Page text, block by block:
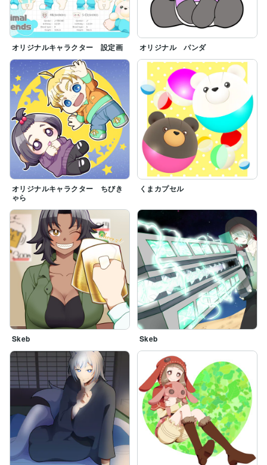
オリジナルキャラクター 設定画 オリジナル パンダ
オリジナルキャラクター ちびき
ゃら
くまカプセル
Skeb Skeb